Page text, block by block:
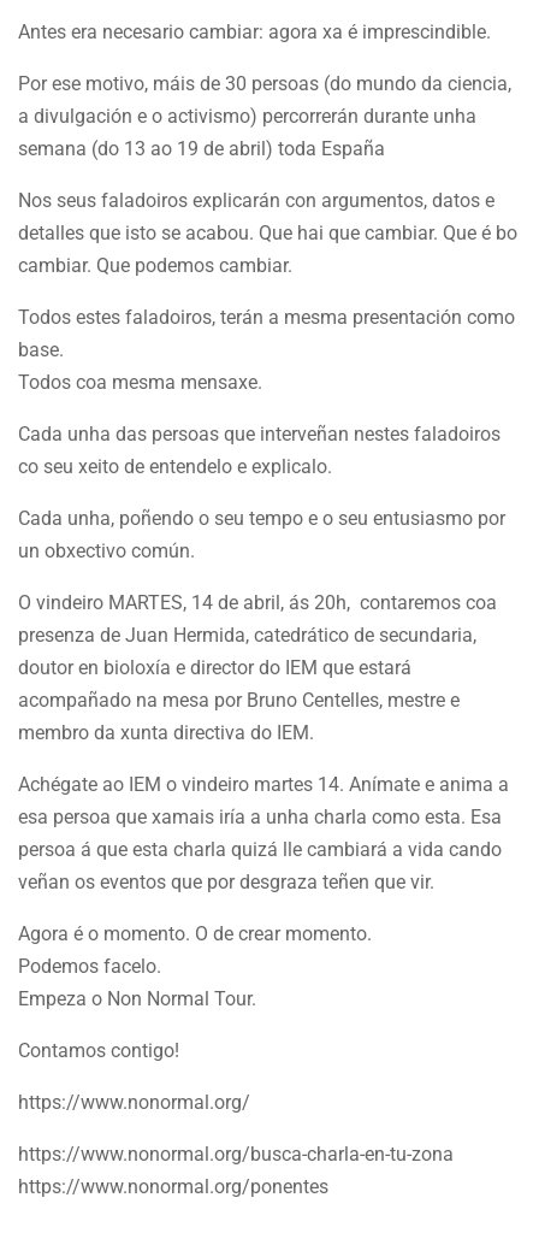
Antes era necesario cambiar: agora xa é imprescindible.
Por ese motivo, máis de 30 persoas (do mundo da ciencia,
a divulgación e o activismo) percorrerán durante unha
semana (do 13 ao 19 de abril) toda España
Nos seus faladoiros explicarán con argumentos, datos e
detalles que isto se acabou. Que hai que cambiar. Que é bo
cambiar. Que podemos cambiar.
Todos estes faladoiros, terán a mesma presentación como
base.
Todos coa mesma mensaxe.
Cada unha das persoas que interveñan nestes faladoiros
co seu xeito de entendelo e explicalo.
Cada unha, poñendo o seu tempo e o seu entusiasmo por
un obxectivo común.
O vindeiro MARTES, 14 de abril, ás 20h, contaremos coa
presenza de Juan Hermida, catedrático de secundaria,
doutor en bioloxía e director do IEM que estará
acompañado na mesa por Bruno Centelles, mestre e
membro da xunta directiva do IEM.
Achégate ao IEM o vindeiro martes 14. Anímate e anima a
esa persoa que xamais iría a unha charla como esta. Esa
persoa á que esta charla quizá lle cambiará a vida cando
veñan os eventos que por desgraza teñen que vir.
Agora é o momento. O de crear momento.
Podemos facelo.
Empeza o Non Normal Tour.
Contamos contigo!
https://www.nonormal.org/
https://www.nonormal.org/busca-charla-en-tu-zona
https://www.nonormal.org/ponentes